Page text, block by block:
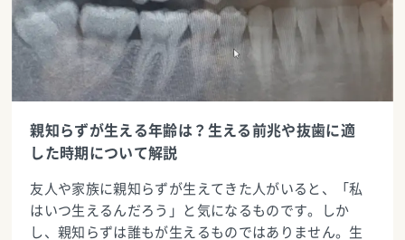
親知らずが生える年齢は？生える前兆や抜歯に適
した時期について解説
友人や家族に親知らずが生えてきた人がいると、「私
はいつ生えるんだろう」と気になるものです。しか
し、親知らずは誰もが生えるものではありません。生